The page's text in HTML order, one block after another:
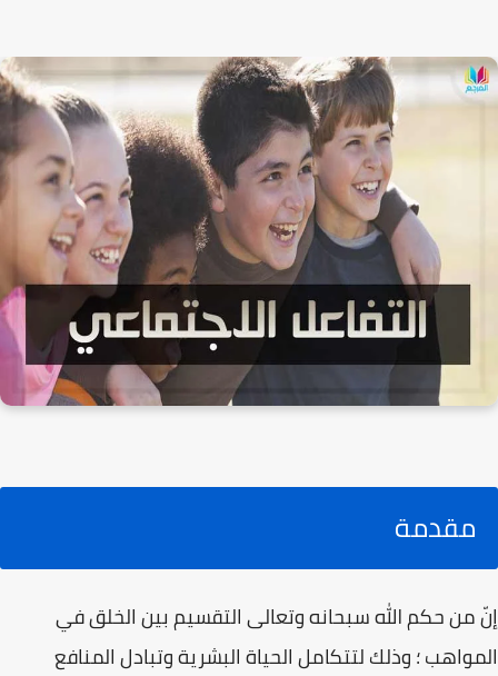
مقدمة
إنّ من حكم الله سبحانه وتعالى التقسيم بين الخلق في
المواهب ؛ وذلك لتتكامل الحياة البشرية وتبادل المنافع